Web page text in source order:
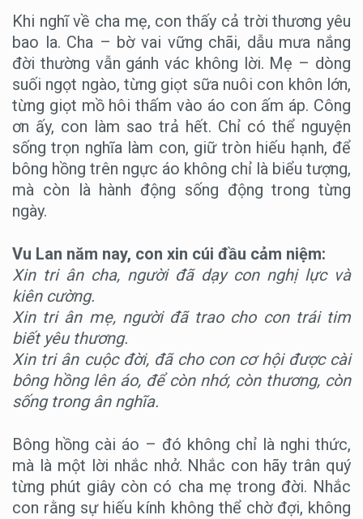
Khi nghĩ về cha mẹ, con thấy cả trời thương yêu
bao la. Cha – bờ vai vững chãi, dẫu mưa nắng
đời thường vẫn gánh vác không lời. Mẹ – dòng
suối ngọt ngào, từng giọt sữa nuôi con khôn lớn,
từng giọt mồ hôi thấm vào áo con ấm áp. Công
ơn ấy, con làm sao trả hết. Chỉ có thể nguyện
sống trọn nghĩa làm con, giữ tròn hiếu hạnh, để
bông hồng trên ngực áo không chỉ là biểu tượng,
mà còn là hành động sống động trong từng
ngày.
Vu Lan năm nay, con xin cúi đầu cảm niệm:
Xin tri ân cha, người đã dạy con nghị lực và
kiên cường.
Xin tri ân mẹ, người đã trao cho con trái tim
biết yêu thương.
Xin tri ân cuộc đời, đã cho con cơ hội được cài
bông hồng lên áo, để còn nhớ, còn thương, còn
sống trong ân nghĩa.
Bông hồng cài áo – đó không chỉ là nghi thức,
mà là một lời nhắc nhở. Nhắc con hãy trân quý
từng phút giây còn có cha mẹ trong đời. Nhắc
con rằng sự hiếu kính không thể chờ đợi, không